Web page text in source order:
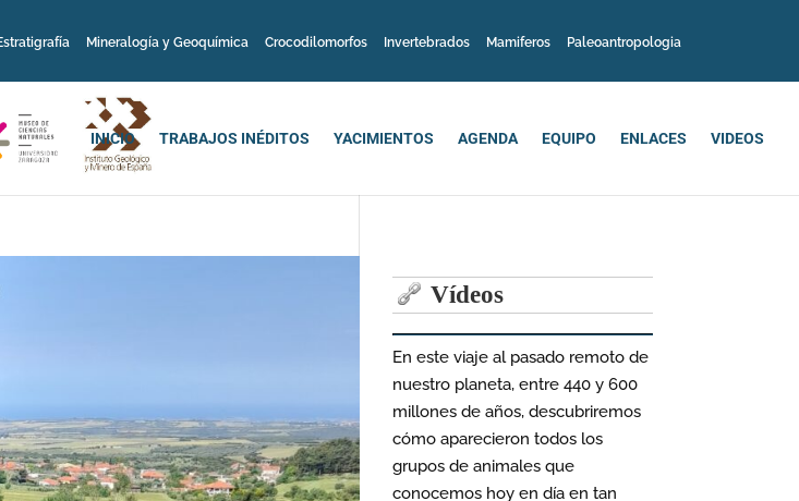
Mineralogía y Geoquímica Crocodilomorfos Invertebrados Mamiferos
Paleoantropologia
INICIO TRABAJOS INÉDITOS YACIMIENTOS AGENDA EQUIPO ENLACES VIDEOS
Vídeos
En este viaje al pasado remoto de
nuestro planeta, entre 440 y 600
millones de años, descubriremos
cómo aparecieron todos los
grupos de animales que
conocemos hoy en día en tan